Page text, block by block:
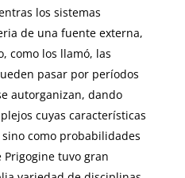
los sistemas
de una fuente externa,
como los llamó, las
pasar por períodos
autorganizan, dando
cuyas características
como probabilidades
tuvo gran